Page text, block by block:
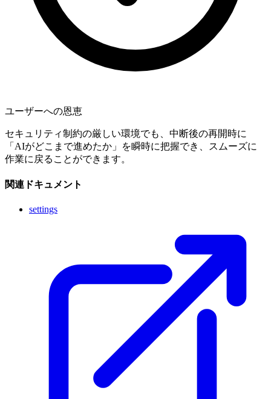
ユーザーへの恩恵
セキュリティ制約の厳しい環境でも、中断後の再開時に
「AIがどこまで進めたか」を瞬時に把握でき、スムーズに
作業に戻ることができます。
関連ドキュメント
settings